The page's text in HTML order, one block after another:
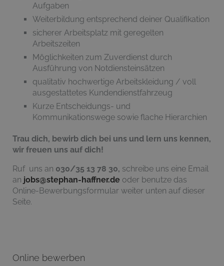
Aufgaben
Weiterbildung entsprechend deiner Qualifikation
sicherer Arbeitsplatz mit geregelten
Arbeitszeiten
Möglichkeiten zum Zuverdienst durch
Ausführung von Notdiensteinsätzen
qualitativ hochwertige Arbeitskleidung / voll
ausgestattetes Kundendienstfahrzeug
Kurze Entscheidungs- und
Kommunikationswege sowie flache Hierarchien
Trau dich, bewirb dich bei uns und lern uns kennen,
wir freuen uns auf dich!
Ruf uns an 030/35 13 78 30, schreibe uns eine Email
an jobs@stephan-haffner.de oder benutze das
Online-Bewerbungsformular weiter unten auf dieser
Seite.
Online bewerben